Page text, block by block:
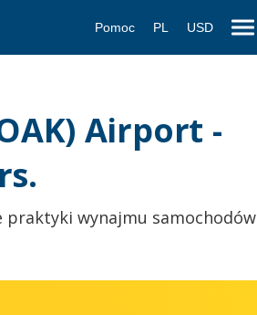
Pomoc PL USD
Airport -
praktyki wynajmu samochodów